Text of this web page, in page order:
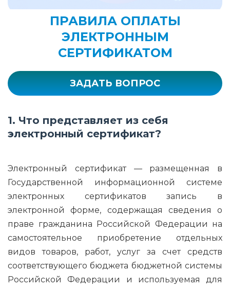
ПРАВИЛА ОПЛАТЫ
ЭЛЕКТРОННЫМ
СЕРТИФИКАТОМ
ЗАДАТЬ ВОПРОС
1. Что представляет из себя
электронный сертификат?
Электронный сертификат — размещенная в
Государственной информационной системе
электронных сертификатов запись в
электронной форме, содержащая сведения о
праве гражданина Российской Федерации на
самостоятельное приобретение отдельных
видов товаров, работ, услуг за счет средств
соответствующего бюджета бюджетной системы
Российской Федерации и используемая для